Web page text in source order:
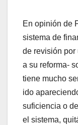
En opinión de
sistema de
de revisión por
a su reforma-
tiene mucho
ido
suficiencia o
el sistema,